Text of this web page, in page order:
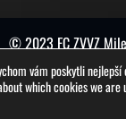
© 2023 FC ZVVZ
tuto stránku
vám poskytli
which cookies we